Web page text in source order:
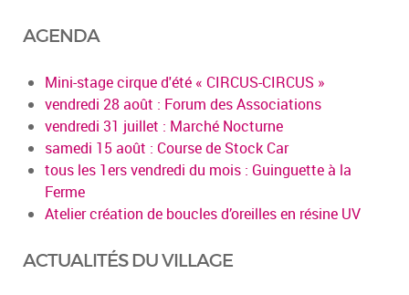
AGENDA
Mini-stage cirque d'été « CIRCUS-CIRCUS »
vendredi 28 août : Forum des Associations
vendredi 31 juillet : Marché Nocturne
samedi 15 août : Course de Stock Car
tous les 1ers vendredi du mois : Guinguette à la
Ferme
Atelier création de boucles d’oreilles en résine UV
ACTUALITÉS DU VILLAGE